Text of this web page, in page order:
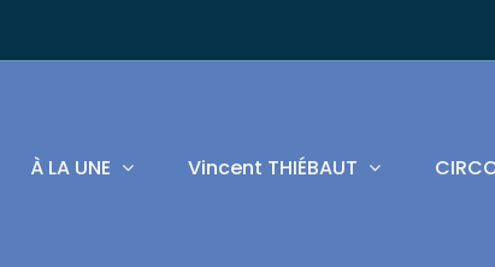
À LA UNE Vincent THIÉBAUT